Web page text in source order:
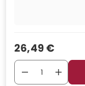
Verkaufspreis
26,49 €